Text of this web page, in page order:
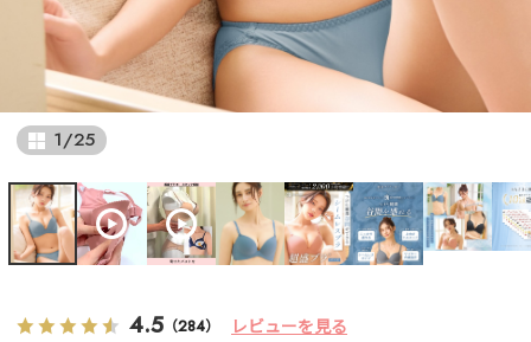
1/25
4.5 （284） レビューを見る